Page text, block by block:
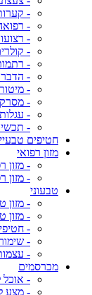
-
-
-
-
-
-
-
-
-
-
חטיפים
מזון רפואי
- מזון
- מזון
טבעוני
- מזון
- מזון
-
-
-
מכרסמים
- אוכל
- מצע